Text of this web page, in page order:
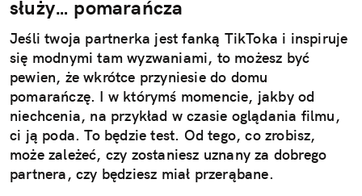
służy… pomarańcza
Jeśli twoja partnerka jest fanką TikToka i inspiruje
się modnymi tam wyzwaniami, to możesz być
pewien, że wkrótce przyniesie do domu
pomarańczę. I w którymś momencie, jakby od
niechcenia, na przykład w czasie oglądania filmu,
ci ją poda. To będzie test. Od tego, co zrobisz,
może zależeć, czy zostaniesz uznany za dobrego
partnera, czy będziesz miał przerąbane.